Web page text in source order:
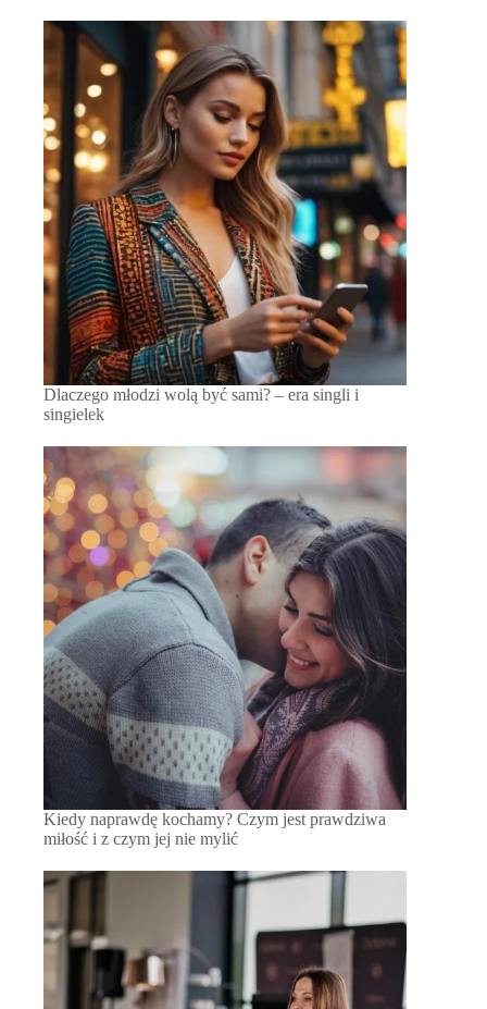
Dlaczego młodzi wolą być sami? – era singli i
singielek
Kiedy naprawdę kochamy? Czym jest prawdziwa
miłość i z czym jej nie mylić